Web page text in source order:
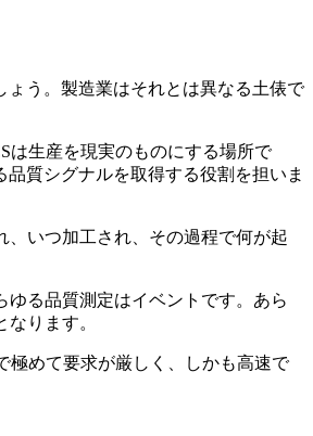
う。製造業はそれとは異なる土俵で
は生産を現実のものにする場所で
質シグナルを取得する役割を担いま
、いつ加工され、その過程で何が起
ゆる品質測定はイベントです。あら
ります。
極めて要求が厳しく、しかも高速で